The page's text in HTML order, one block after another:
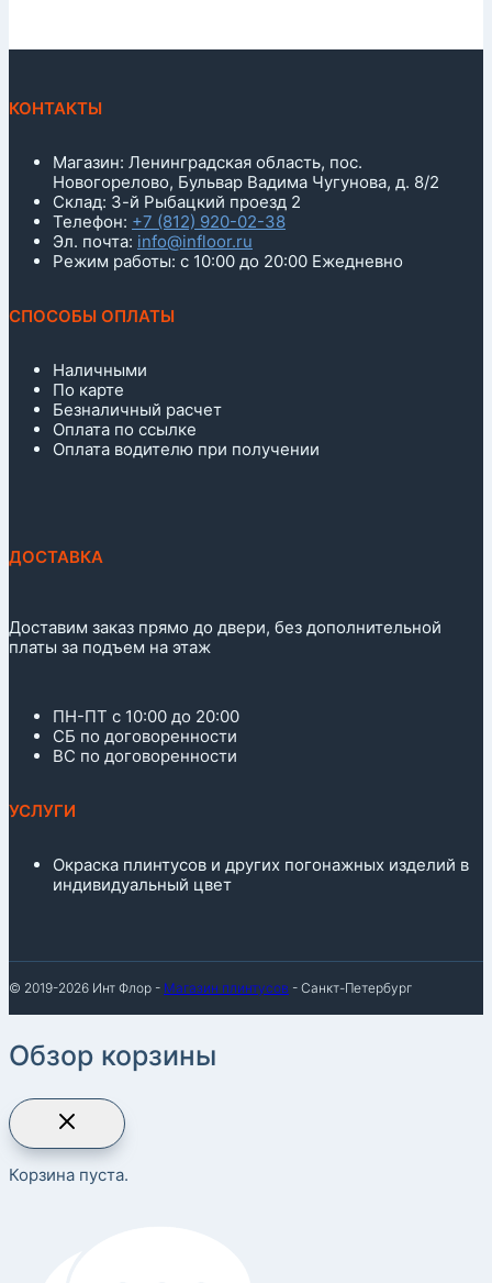
КОНТАКТЫ
Магазин: Ленинградская область, пос.
Новогорелово, Бульвар Вадима Чугунова, д. 8/2
Склад: 3-й Рыбацкий проезд 2
Телефон: +7 (812) 920-02-38
Эл. почта: info@infloor.ru
Режим работы: с 10:00 до 20:00 Ежедневно
СПОСОБЫ ОПЛАТЫ
Наличными
По карте
Безналичный расчет
Оплата по ссылке
Оплата водителю при получении
ДОСТАВКА
Доставим заказ прямо до двери, без дополнительной
платы за подъем на этаж
ПН-ПТ с 10:00 до 20:00
СБ по договоренности
ВС по договоренности
УСЛУГИ
Окраска плинтусов и других погонажных изделий в
индивидуальный цвет
© 2019-2026 Инт Флор - Магазин плинтусов - Санкт-Петербург
Обзор корзины
Корзина пуста.